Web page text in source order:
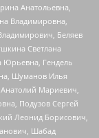
Анатольевна,
Владимировна,
Беляев
Светлана
Юрьевна, Гендель
Шуманов Илья
Мариевич,
Подузов Сергей
Леонид Борисович,
Шабад